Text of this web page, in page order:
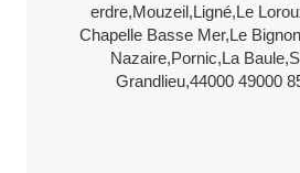
erdre,Mouzeil,Ligné,Le
Chapelle Basse Mer,Le
Nazaire,Pornic,La
Grandlieu,44000 49000